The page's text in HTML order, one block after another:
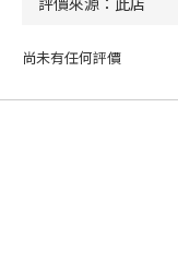
尚未有任何評價